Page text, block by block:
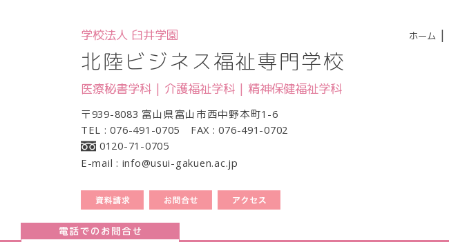
学校法人 臼井学園
北陸ビジネス福祉専門学校
医療秘書学科 | 介護福祉学科 | 精神保健福祉学科
〒939-8083 富山県富山市西中野本町1-6
TEL : 076-491-0705 FAX : 076-491-0702
0120-71-0705
E-mail : info@usui-gakuen.ac.jp
ホーム |